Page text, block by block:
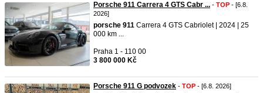
Porsche 911 Carrera 4 GTS Cabr ... - TOP - [6.8.
2026]
porsche 911 Carrera 4 GTS Cabriolet | 2024 | 25
000 km ...
Praha 1 - 110 00
3 800 000 Kč
Porsche 911 G podvozek - TOP - [6.8. 2026]